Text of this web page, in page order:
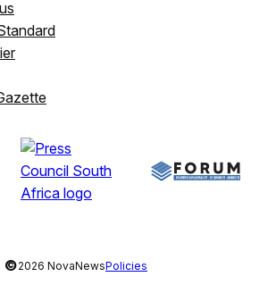
©2026 NovaNewsPolicies